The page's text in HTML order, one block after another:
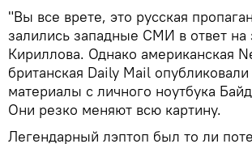
"Вы все врете, это русская
залились западные СМИ в ответ на
Кириллова. Однако американская
британская Daily Mail
материалы с личного ноутбука
Они резко меняют всю картину.
Легендарный лэптоп был то ли